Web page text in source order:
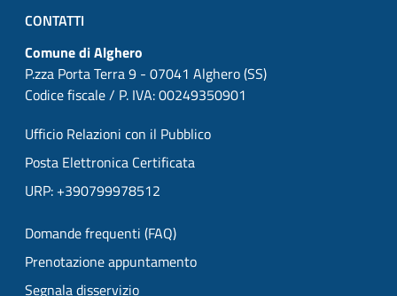
CONTATTI
Comune di Alghero
P.zza Porta Terra 9 - 07041 Alghero (SS)
Codice fiscale / P. IVA: 00249350901
Ufficio Relazioni con il Pubblico
Posta Elettronica Certificata
URP: +390799978512
Domande frequenti (FAQ)
Prenotazione appuntamento
Segnala disservizio